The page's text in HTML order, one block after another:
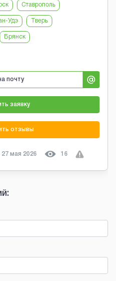
Ставрополь
Удэ Тверь
Брянск
почту
заявку
отзывы
27 мая 2026 16